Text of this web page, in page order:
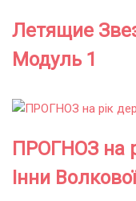
Летящие
Модуль 1
ПРОГНОЗ на
Інни Волкової